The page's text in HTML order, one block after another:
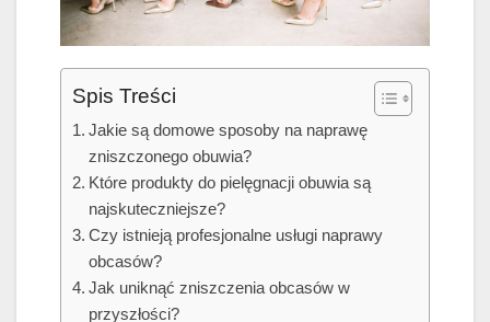
Spis Treści
Jakie są domowe sposoby na naprawę
zniszczonego obuwia?
Które produkty do pielęgnacji obuwia są
najskuteczniejsze?
Czy istnieją profesjonalne usługi naprawy
obcasów?
Jak uniknąć zniszczenia obcasów w
przyszłości?